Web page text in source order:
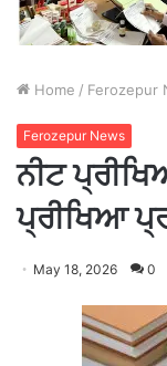
Home / Ferozepur
Ferozepur News
ਨੀਟ
ਪ੍ਰੀਖਿਆ
May 18, 2026 0